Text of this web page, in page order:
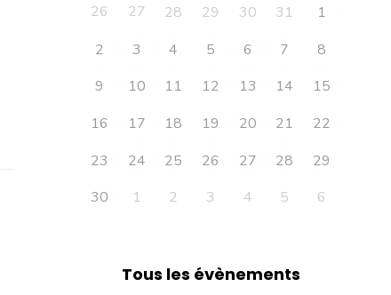
26 27 28 29 30 31
1
2
3 4 5 6 7
8
9
10 11 12 13 14
15
16
17 18 19 20 21
22
23
24 25 26 27 28
29
30
1 2 3 4 5 6
Tous les évènements